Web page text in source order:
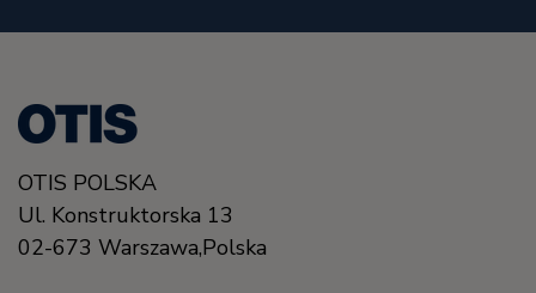
OTIS POLSKA
Ul. Konstruktorska 13
02-673 Warszawa,Polska